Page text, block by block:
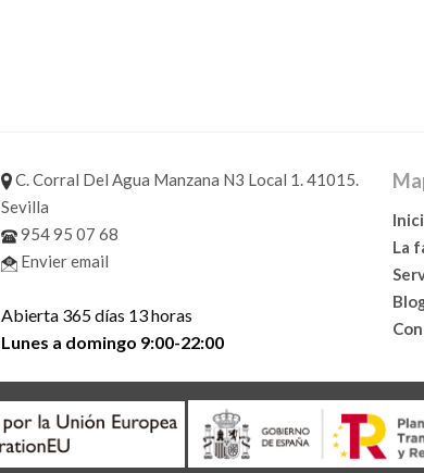
C. Corral Del Agua Manzana N3 Local 1. 41015.
Sevilla
954 95 07 68
Envier email
Abierta 365 días 13 horas
Lunes a domingo 9:00-22:00
La